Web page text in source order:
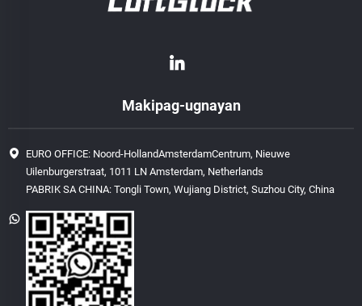
Makipag-ugnayan
EURO OFFICE: Noord-HollandAmsterdamCentrum, Nieuwe
Uilenburgerstraat, 1011 LN Amsterdam, Netherlands
PABRIK SA CHINA: Tongli Town, Wujiang District, Suzhou City, China